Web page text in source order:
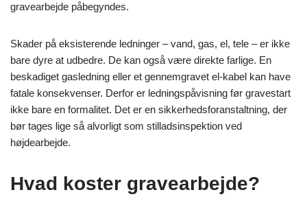
gravearbejde påbegyndes.
Skader på eksisterende ledninger – vand, gas, el, tele – er ikke
bare dyre at udbedre. De kan også være direkte farlige. En
beskadiget gasledning eller et gennemgravet el-kabel kan have
fatale konsekvenser. Derfor er ledningspåvisning før gravestart
ikke bare en formalitet. Det er en sikkerhedsforanstaltning, der
bør tages lige så alvorligt som stilladsinspektion ved
højdearbejde.
Hvad koster gravearbejde?